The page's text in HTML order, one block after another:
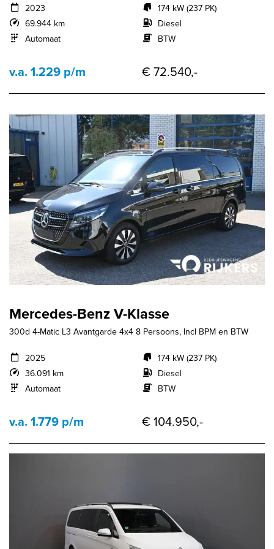
2023
69.944 km
Automaat
174 kW (237 PK)
Diesel
BTW
v.a. 1.229 p/m € 72.540,-
Mercedes-Benz V-Klasse
300d 4-Matic L3 Avantgarde 4x4 8 Persoons, Incl BPM en BTW
2025
36.091 km
Automaat
174 kW (237 PK)
Diesel
BTW
v.a. 1.779 p/m € 104.950,-